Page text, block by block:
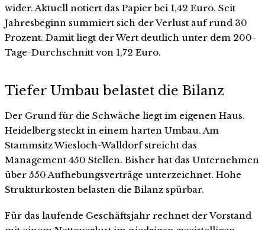
wider. Aktuell notiert das Papier bei 1,42 Euro. Seit
Jahresbeginn summiert sich der Verlust auf rund 30
Prozent. Damit liegt der Wert deutlich unter dem 200-
Tage-Durchschnitt von 1,72 Euro.
Tiefer Umbau belastet die Bilanz
Der Grund für die Schwäche liegt im eigenen Haus.
Heidelberg steckt in einem harten Umbau. Am
Stammsitz Wiesloch-Walldorf streicht das
Management 450 Stellen. Bisher hat das Unternehmen
über 550 Aufhebungsverträge unterzeichnet. Hohe
Strukturkosten belasten die Bilanz spürbar.
Für das laufende Geschäftsjahr rechnet der Vorstand